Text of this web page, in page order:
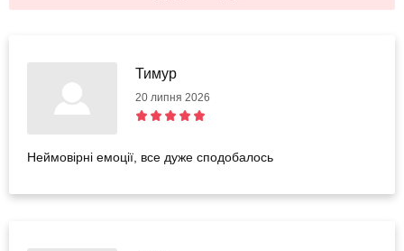
Тимур
20 липня 2026
Неймовірні емоції, все дуже сподобалось